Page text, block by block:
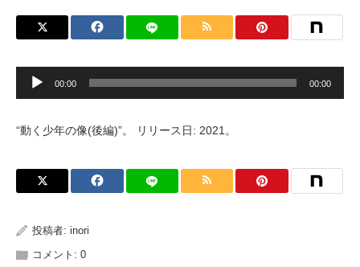
プ
ー
00:00 00:00
“動く少年の像(後編)”。 リリース日: 2021。
投稿者: inori
コメント: 0